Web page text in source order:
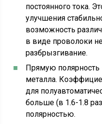
постоянного тока.
улучшения
возможность
в виде проволоки
разбрызгивание.
Прямую полярность
металла.
для
больше (в 1.6-1.8
полярностью.